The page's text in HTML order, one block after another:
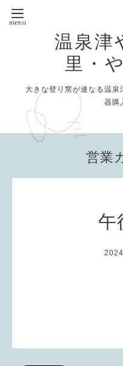
温泉津
里・
大きな登り窯が連なる温
器購
営業
午